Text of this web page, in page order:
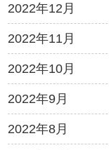
2022年12月
2022年11月
2022年10月
2022年9月
2022年8月